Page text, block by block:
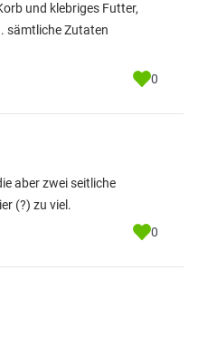
und klebriges Futter,
sämtliche Zutaten
0
aber zwei seitliche
(?) zu viel.
0